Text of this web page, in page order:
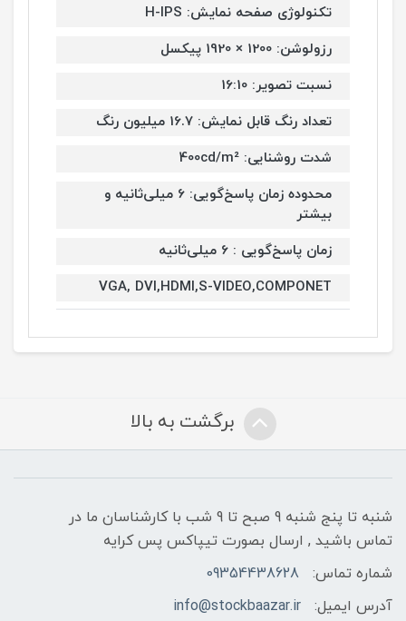
تکنولوژی صفحه نمایش: H-IPS
رزولوشن: 1200 × 1920 پیکسل
نسبت تصویر: 16:10
تعداد رنگ قابل نمایش: 16.7 میلیون رنگ
شدت روشنایی: 400cd/m²
محدوده زمان پاسخ‌گویی: 6 میلی‌ثانیه و
بیشتر
زمان پاسخ‌گویی : 6 میلی‌ثانیه
VGA, DVI,HDMI,S-VIDEO,COMPONET
برگشت به بالا
شنبه تا پنج شنبه 9 صبح تا 9 شب با کارشناسان ما در
تماس باشید , ارسال بصورت تیپاکس پس کرایه
شماره تماس:
09354438628
آدرس ایمیل:
info@stockbaazar.ir